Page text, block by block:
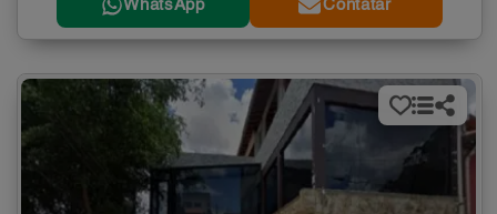
WhatsApp Contatar